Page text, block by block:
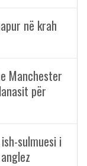
në krah
Manchester
për
sulmuesi i